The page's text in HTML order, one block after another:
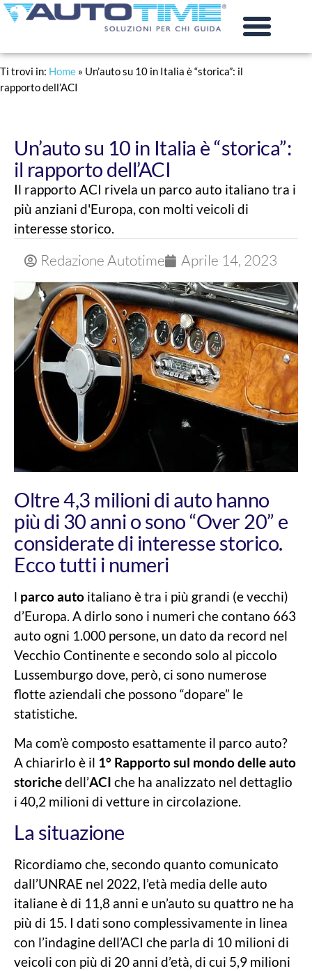
Ti trovi in: Home » Un’auto su 10 in Italia è “storica”: il
rapporto dell’ACI
Un’auto su 10 in Italia è “storica”:
il rapporto dell’ACI
Il rapporto ACI rivela un parco auto italiano tra i
più anziani d'Europa, con molti veicoli di
interesse storico.
Redazione Autotime Aprile 14, 2023
Oltre 4,3 milioni di auto hanno
più di 30 anni o sono “Over 20” e
considerate di interesse storico.
Ecco tutti i numeri
l parco auto italiano è tra i più grandi (e vecchi)
d’Europa. A dirlo sono i numeri che contano 663
auto ogni 1.000 persone, un dato da record nel
Vecchio Continente e secondo solo al piccolo
Lussemburgo dove, però, ci sono numerose
flotte aziendali che possono “dopare” le
statistiche.
Ma com’è composto esattamente il parco auto?
A chiarirlo è il 1° Rapporto sul mondo delle auto
storichedell’ACI che ha analizzato nel dettaglio
i 40,2 milioni di vetture in circolazione.
La situazione
Ricordiamo che, secondo quanto comunicato
dall’UNRAE nel 2022, l’età media delle auto
italiane è di 11,8 anni e un’auto su quattro ne ha
più di 15. I dati sono complessivamente in linea
con l’indagine dell’ACI che parla di 10 milioni di
veicoli con più di 20 anni d’età, di cui 5,9 milioni